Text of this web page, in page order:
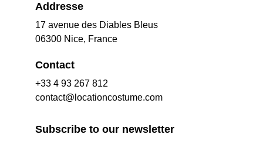
Addresse
17 avenue des Diables Bleus
06300 Nice, France
Contact
+33 4 93 267 812
contact@locationcostume.com
Subscribe to our newsletter